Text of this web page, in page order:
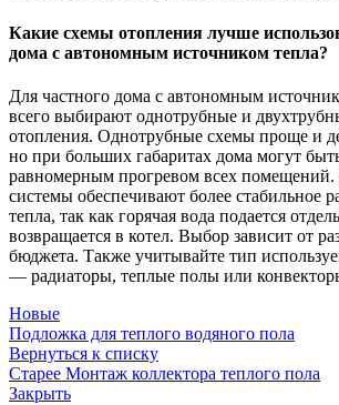
Какие схемы отопления лучше
дома с автономным источником тепла?
Для частного дома с автономным
всего выбирают однотрубные и
отопления. Однотрубные схемы проще и
но при больших габаритах дома могут
равномерным прогревом всех
системы обеспечивают более стабильное
тепла, так как горячая вода подается
возвращается в котел. Выбор зависит от
бюджета. Также учитывайте тип
— радиаторы, теплые полы или
Новые
Подложка для теплого водяного пола
Вернуться к списку
Старее Монтаж коллектора теплого пола
Закрыть